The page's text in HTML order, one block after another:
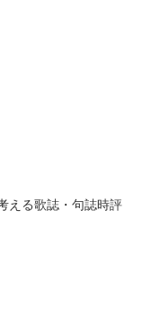
える歌誌・句誌時評